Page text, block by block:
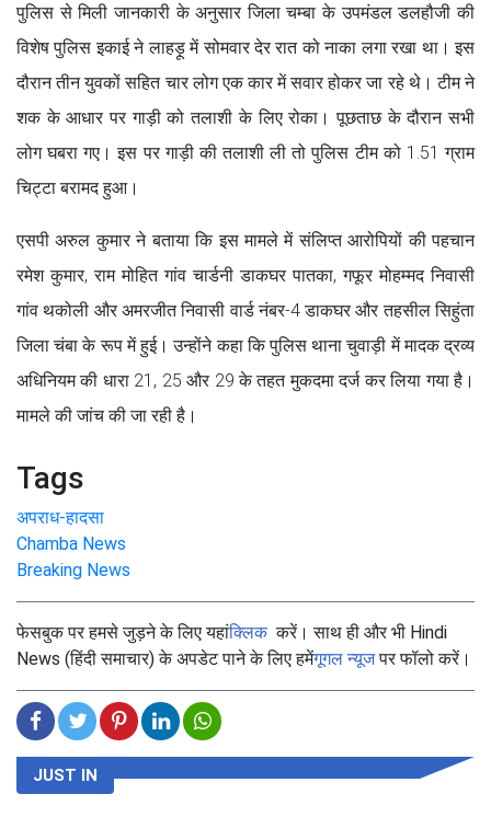
पुलिस से मिली जानकारी के अनुसार जिला चम्बा के उपमंडल डलहौजी की
विशेष पुलिस इकाई ने लाहड़ू में सोमवार देर रात को नाका लगा रखा था। इस
दौरान तीन युवकों सहित चार लोग एक कार में सवार होकर जा रहे थे। टीम ने
शक के आधार पर गाड़ी को तलाशी के लिए रोका। पूछताछ के दौरान सभी
लोग घबरा गए। इस पर गाड़ी की तलाशी ली तो पुलिस टीम को 1.51 ग्राम
चिट्टा बरामद हुआ।
एसपी अरुल कुमार ने बताया कि इस मामले में संलिप्त आरोपियों की पहचान
रमेश कुमार, राम मोहित गांव चार्डनी डाकघर पातका, गफूर मोहम्मद निवासी
गांव थकोली और अमरजीत निवासी वार्ड नंबर-4 डाकघर और तहसील सिहुंता
जिला चंबा के रूप में हुई। उन्होंने कहा कि पुलिस थाना चुवाड़ी में मादक द्रव्य
अधिनियम की धारा 21, 25 और 29 के तहत मुकदमा दर्ज कर लिया गया है।
मामले की जांच की जा रही है।
Tags
अपराध-हादसा
Chamba News
Breaking News
फेसबुक पर हमसे जुड़ने के लिए यहांक्लिककरें। साथ ही और भी Hindi
News (हिंदी समाचार) के अपडेट पाने के लिए हमेंगूगल न्यूजपर फॉलो करें।
JUST IN